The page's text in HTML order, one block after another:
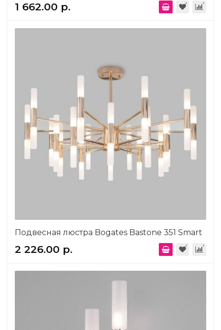
1 662.00 р.
Подвесная люстра Bogates Bastone 351 Smart
2 226.00 р.